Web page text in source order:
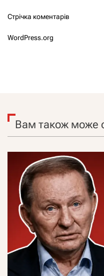
Стрічка коментарів
WordPress.org
Вам також може